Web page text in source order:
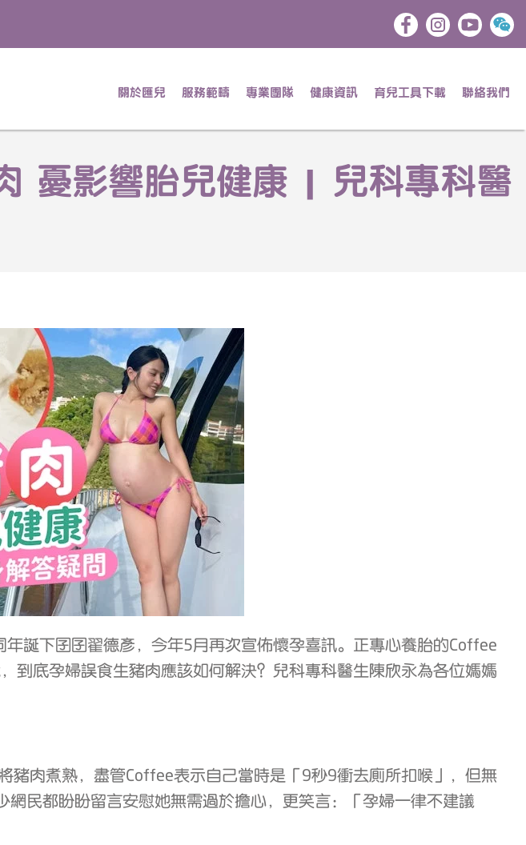
關於匯兒 服務範疇 專業團隊 健康資訊 育兒工具下載 聯絡我們
憂影響胎兒健康 | 兒科專科醫
誕下囝囝翟德彥，今年5月再次宣佈懷孕喜訊。正專心養胎的Coffee
到底孕婦誤食生豬肉應該如何解決？兒科專科醫生陳欣永為各位媽媽
肉煮熟，盡管Coffee表示自己當時是「9秒9衝去廁所扣喉」，但無
民都盼盼留言安慰她無需過於擔心，更笑言：「孕婦一律不建議